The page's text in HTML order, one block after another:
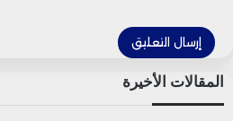
ويواجه المغرب، مثل العديد
الناشئة، تحديات تتعلق
المقالات الأخيرة